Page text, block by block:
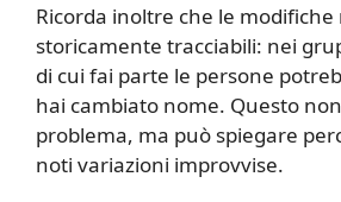
Ricorda inoltre che le
storicamente tracciabili: nei
di cui fai parte le persone
hai cambiato nome. Questo
problema, ma può spiegare
noti variazioni improvvise.